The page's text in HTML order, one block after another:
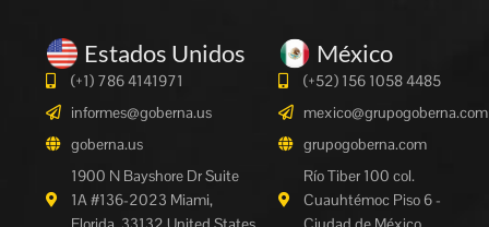
Estados Unidos
(+1) 786 4141971
informes@goberna.us
goberna.us
1900 N Bayshore Dr Suite
1A #136-2023 Miami,
México
(+52) 156 1058 4485
mexico@grupogoberna.com
grupogoberna.com
Río Tiber 100 col.
Cuauhtémoc Piso 6 -